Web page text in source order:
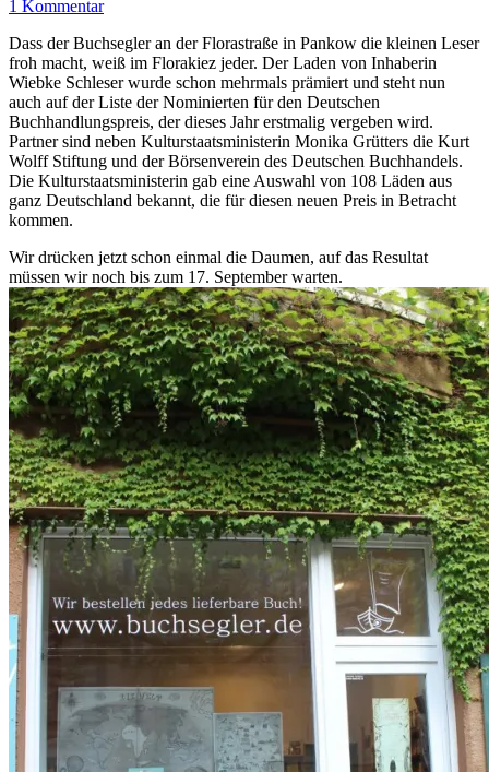
1 Kommentar
Dass der Buchsegler an der Florastraße in Pankow die kleinen Leser
froh macht, weiß im Florakiez jeder. Der Laden von Inhaberin
Wiebke Schleser wurde schon mehrmals prämiert und steht nun
auch auf der Liste der Nominierten für den Deutschen
Buchhandlungspreis, der dieses Jahr erstmalig vergeben wird.
Partner sind neben Kulturstaatsministerin Monika Grütters die Kurt
Wolff Stiftung und der Börsenverein des Deutschen Buchhandels.
Die Kulturstaatsministerin gab eine Auswahl von 108 Läden aus
ganz Deutschland bekannt, die für diesen neuen Preis in Betracht
kommen.
Wir drücken jetzt schon einmal die Daumen, auf das Resultat
müssen wir noch bis zum 17. September warten.